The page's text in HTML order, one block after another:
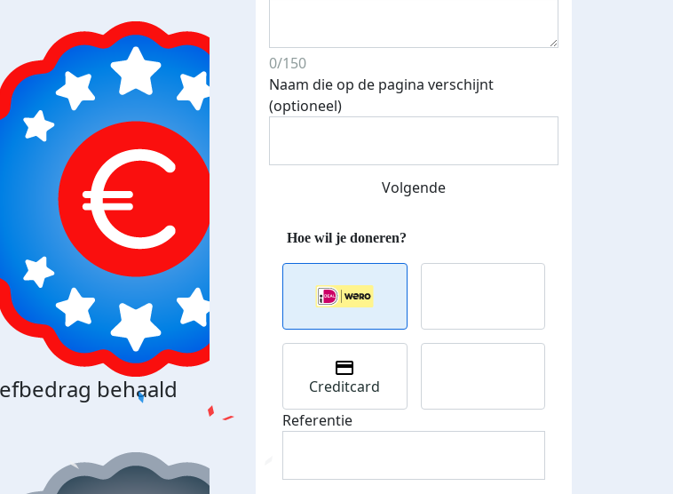
behaald Streefbedrag verhoogd
0/150
Naam die op de pagina verschijnt
(optioneel)
Volgende
Creditcard
Referentie